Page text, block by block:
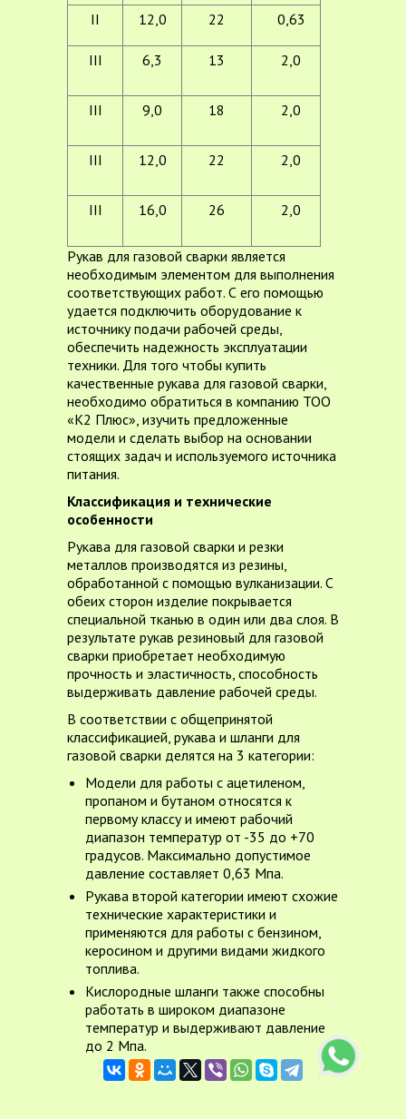
II 12,0 22 0,63
III 6,3 13 2,0
III 9,0 18 2,0
III 12,0 22 2,0
III 16,0 26 2,0
Рукав для газовой сварки является
необходимым элементом для выполнения
соответствующих работ. С его помощью
удается подключить оборудование к
источнику подачи рабочей среды,
обеспечить надежность эксплуатации
техники. Для того чтобы купить
качественные рукава для газовой сварки,
необходимо обратиться в компанию ТОО
«К2 Плюс», изучить предложенные
модели и сделать выбор на основании
стоящих задач и используемого источника
питания.
Классификация и технические
особенности
Рукава для газовой сварки и резки
металлов производятся из резины,
обработанной с помощью вулканизации. С
обеих сторон изделие покрывается
специальной тканью в один или два слоя. В
результате рукав резиновый для газовой
сварки приобретает необходимую
прочность и эластичность, способность
выдерживать давление рабочей среды.
В соответствии с общепринятой
классификацией, рукава и шланги для
газовой сварки делятся на 3 категории:
Модели для работы с ацетиленом,
пропаном и бутаном относятся к
первому классу и имеют рабочий
диапазон температур от -35 до +70
градусов. Максимально допустимое
давление составляет 0,63 Мпа.
Рукава второй категории имеют схожие
технические характеристики и
применяются для работы с бензином,
керосином и другими видами жидкого
топлива.
Кислородные шланги также способны
работать в широком диапазоне
температур и выдерживают давление
до 2 Мпа.